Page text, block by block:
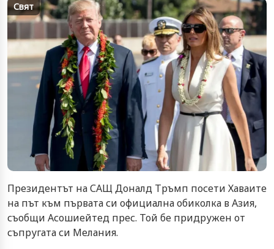
Свят
Президентът на САЩ Доналд Тръмп посети Хаваите
на път към първата си официална обиколка в Азия,
съобщи Асошиейтед прес. Той бе придружен от
съпругата си Мелания.